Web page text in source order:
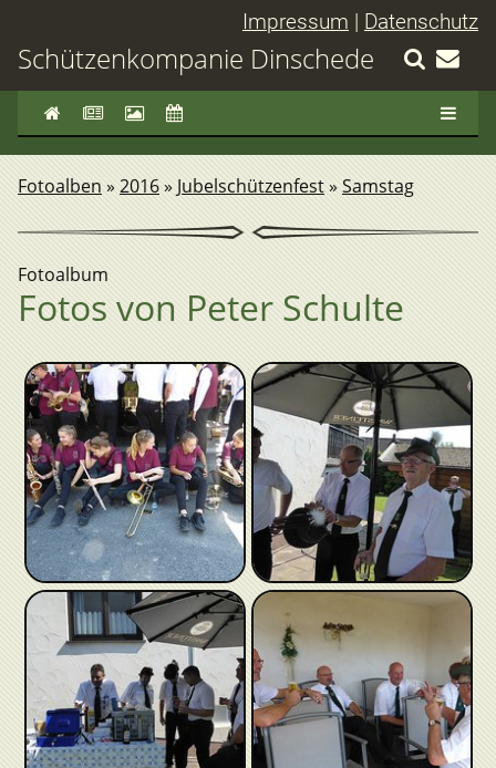
Impressum | Datenschutz
Schützenkompanie Dinschede
Fotoalben » 2016» Jubelschützenfest» Samstag
Fotoalbum
Fotos von Peter Schulte